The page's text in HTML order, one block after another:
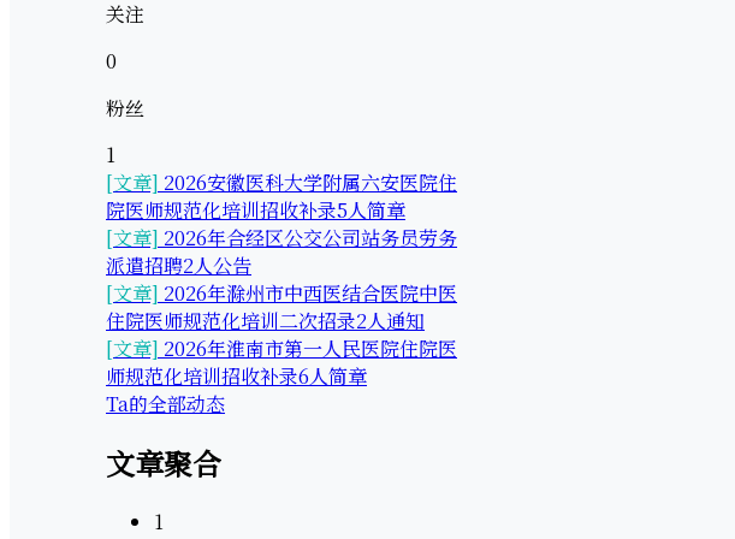
关注
0
粉丝
1
[文章] 2026安徽医科大学附属六安医院住
院医师规范化培训招收补录5人简章
[文章] 2026年合经区公交公司站务员劳务
派遣招聘2人公告
[文章] 2026年滁州市中西医结合医院中医
住院医师规范化培训二次招录2人通知
[文章] 2026年淮南市第一人民医院住院医
师规范化培训招收补录6人简章
Ta的全部动态
文章聚合
1